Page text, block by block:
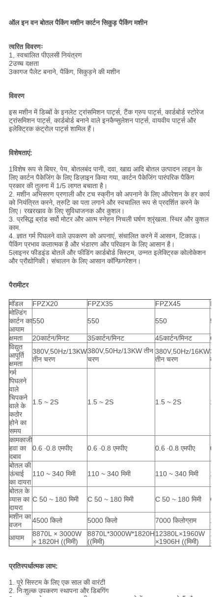
ऑल इन वन बोतल पैकिंग मशीन कार्टन सिकुड़ पैकिंग मशीन
त्वरित विवरणः
1, स्वचालित पीएलसी नियंत्रण
2उच्च दक्षता
3कागज पैलेट बनाने, पैकिंग, सिकुड़ने की मशीन
विवरण
इस मशीन में डिब्बों के इनलेट ट्रांसमिशन पार्ट्स, टैंक ग्रुप पार्ट्स, कार्डबोर्ड स्टोरेज
ट्रांसमिशन पार्ट्स, कार्डबोर्ड बनाने वाले इनकैप्सुलेशन पार्ट्स, वायवीय पार्ट्स और
इलेक्ट्रिक कंट्रोल पार्ट्स शामिल हैं।
विशेषताएं:
1विशेष रूप से बियर, पेय, बोतलबंद पानी, दवा, खाद्य आदि बोतल उत्पादन लाइन के
लिए कार्टन पैकेजिंग के लिए डिज़ाइन किया गया, कार्टन पैकेजिंग पारंपरिक पैकिंग
प्रकार की तुलना में 1/5 लागत बचाता है।
2. मशीन अभिसरण प्रणाली और टच स्क्रीन को अपनाने के लिए ऑपरेशन के हर कार्य
को नियंत्रित करने, त्रुटि का पता लगाने और स्वचालित रूप से प्रदर्शित करने के
लिए। रखरखाव के लिए सुविधाजनक और कुशल।
3. प्रसिद्ध ब्रांड सर्वो मोटर और आत्म स्नेहन निचली घर्षण श्रृंखला. स्थिर और कुशल
काम.
4. ज्ञात गर्म पिघलने वाले उपकरण को अपनाएं, संचालित करने में आसान, टिकाऊ।
पैकिंग प्रभाव कलात्मक है और भंडारण और परिवहन के लिए आसान है।
5लाइनर फीडइंड बोतलें और फीडिंग कार्डबोर्ड सिस्टम, उन्नत इलेक्ट्रिक कोलोकेशन
और प्रौद्योगिकी। संचालन के लिए आसान कॉन्फ़िगरेशन।
पैरामीटर
मॉडल FPZX20 FPZX35 FPZX45
मोल्डिंग
कार्टन का
आयाम
550 550 550
क्षमता 20कार्टन/मिनट 35कार्टन/मिनट 45कार्टन/मिनट
विद्युत
आपूर्ति
क्षमता
380V,50Hz/13KW
तीन चरण
380V,50Hz/13KW तीन
चरण
380V,50Hz/16KW
तीन चरण
गर्म
पिघलने
वाले
चिपकने
वाले के
कठोर
होने का
समय
1.5 ~ 2S 1.5 ~ 2S 1.5 ~ 2S
कामकाजी
हवा का
दबाव
0.6 ∙0.8 एमपीए 0.6 ∙0.8 एमपीए 0.6 ∙0.8 एमपीए 0.6
बोतल की
ऊंचाई
का दायरा
110 ~ 340 मिमी 110 ~ 340 मिमी 110 ~ 340 मिमी
बोतल के
व्यास का
दायरा
C 50 ~ 180 मिमी C 50 ~ 180 मिमी C 50 ~ 180 मिमी C
मशीन का
वजन
4500 किलो 5000 किलो 7000 किलोग्राम
आयाम
8870L × 3000W
× 1820H ((मिमी)
8870L*3000W*1820H
((मिमी)
12380L×1960W
×1906H ((मिमी)
प्रतिस्पर्धात्मक लाभ:
1. पूरे सिस्टम के लिए एक साल की वारंटी
2. निःशुल्क उपकरण स्थापना और डिबगिंग